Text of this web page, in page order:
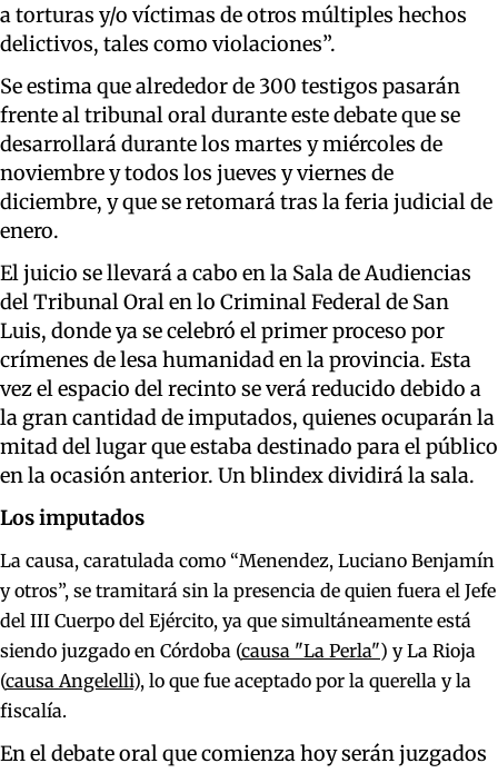
a torturas y/o víctimas de otros múltiples hechos
delictivos, tales como violaciones”.
Se estima que alrededor de 300 testigos pasarán
frente al tribunal oral durante este debate que se
desarrollará durante los martes y miércoles de
noviembre y todos los jueves y viernes de
diciembre, y que se retomará tras la feria judicial de
enero.
El juicio se llevará a cabo en la Sala de Audiencias
del Tribunal Oral en lo Criminal Federal de San
Luis, donde ya se celebró el primer proceso por
crímenes de lesa humanidad en la provincia. Esta
vez el espacio del recinto se verá reducido debido a
la gran cantidad de imputados, quienes ocuparán la
mitad del lugar que estaba destinado para el público
en la ocasión anterior. Un blindex dividirá la sala.
Los imputados
La causa, caratulada como “Menendez, Luciano Benjamín
y otros”, se tramitará sin la presencia de quien fuera el Jefe
del III Cuerpo del Ejército, ya que simultáneamente está
siendo juzgado en Córdoba (causa "La Perla") y La Rioja
(causa Angelelli), lo que fue aceptado por la querella y la
fiscalía.
En el debate oral que comienza hoy serán juzgados